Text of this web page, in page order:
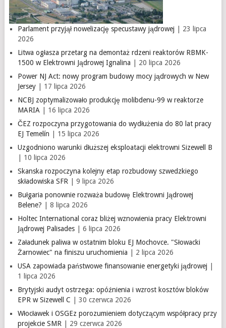
Parlament przyjął nowelizację specustawy jądrowej | 23 lipca
2026
Litwa ogłasza przetarg na demontaż rdzeni reaktorów RBMK-
1500 w Elektrowni Jądrowej Ignalina | 20 lipca 2026
Power NJ Act: nowy program budowy mocy jądrowych w New
Jersey| 17 lipca 2026
NCBJ zoptymalizowało produkcję molibdenu-99 w reaktorze
MARIA | 16 lipca 2026
ČEZ rozpoczyna przygotowania do wydłużenia do 80 lat pracy
EJ Temelín | 15 lipca 2026
Uzgodniono warunki dłuższej eksploatacji elektrowni Sizewell B
| 10 lipca 2026
Skanska rozpoczyna kolejny etap rozbudowy szwedzkiego
składowiska SFR | 9 lipca 2026
Bułgaria ponownie rozważa budowę Elektrowni Jądrowej
Belene? | 8 lipca 2026
Holtec International coraz bliżej wznowienia pracy Elektrowni
Jądrowej Palisades| 6 lipca 2026
Załadunek paliwa w ostatnim bloku EJ Mochovce. "Słowacki
Żarnowiec" na finiszu uruchomienia | 2 lipca 2026
USA zapowiada państwowe finansowanie energetyki jądrowej
1 lipca 2026
Brytyjski audyt ostrzega: opóźnienia i wzrost kosztów bloków
EPR w Sizewell C | 30 czerwca 2026
Włocławek i OSGEz porozumieniem dotyczącym współpracy przy
projekcie SMR | 29 czerwca 2026